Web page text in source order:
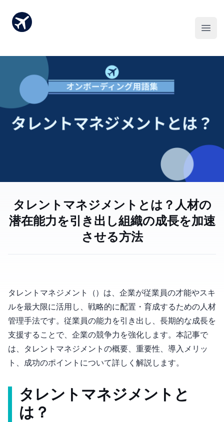
タレントマネジメントとは？人材の
潜在能力を引き出し組織の成長を加速
させる方法
タレントマネジメント（Talent Management）は、企業が従業員の才能やスキ
ルを最大限に活用し、戦略的に配置・育成するための人材
管理手法です。従業員の能力を引き出し、長期的な成長を
支援することで、企業の競争力を強化します。本記事で
は、タレントマネジメントの概要、重要性、導入メリッ
ト、成功のポイントについて詳しく解説します。
タレントマネジメントと
は？